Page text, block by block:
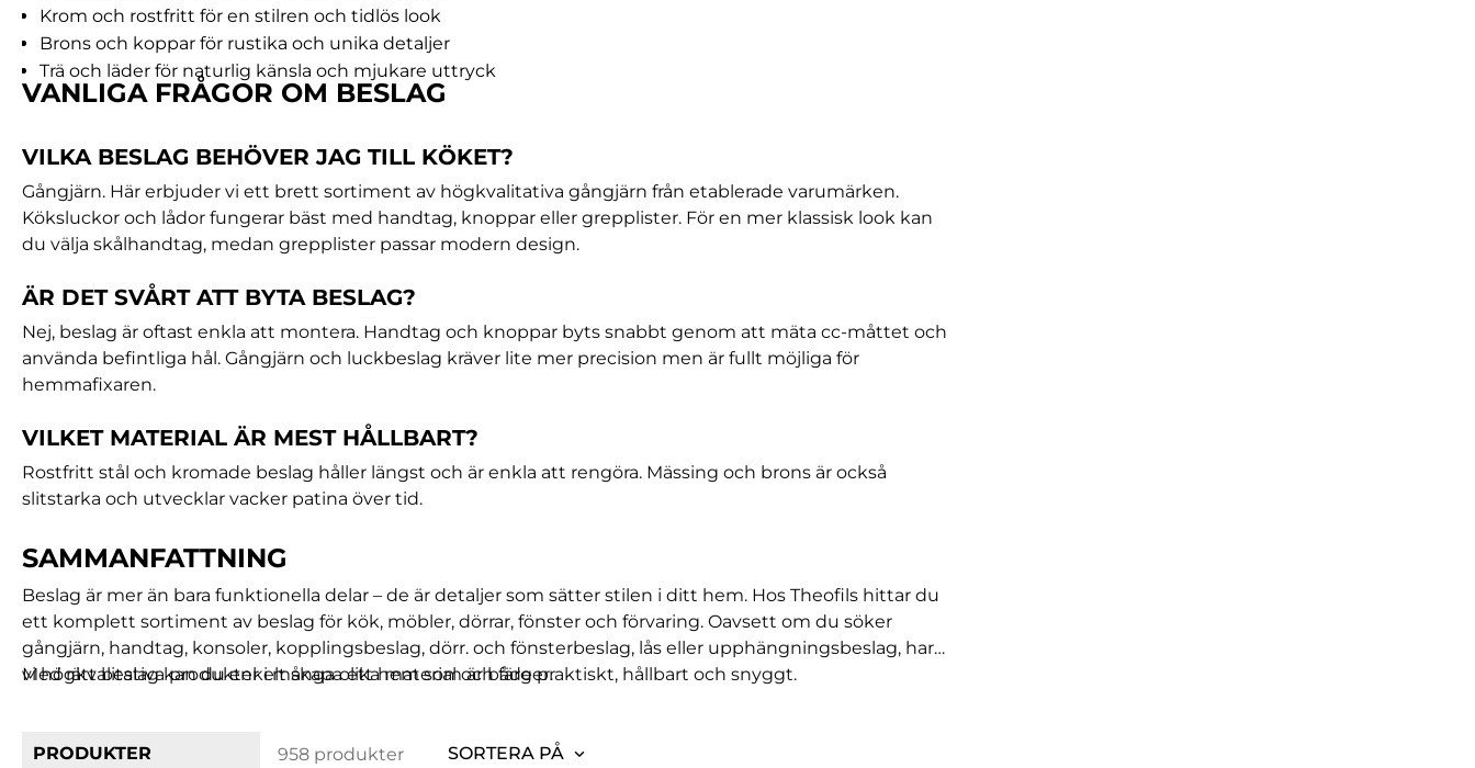
Krom och rostfritt för en stilren och tidlös look
Brons och koppar för rustika och unika detaljer
Trä och läder för naturlig känsla och mjukare uttryck
VANLIGA FRÅGOR OM BESLAG
VILKA BESLAG BEHÖVER JAG TILL KÖKET?
Gångjärn. Här erbjuder vi ett brett sortiment av högkvalitativa gångjärn från etablerade varumärken.
Köksluckor och lådor fungerar bäst med handtag, knoppar eller grepplister. För en mer klassisk look kan
du välja skålhandtag, medan grepplister passar modern design.
ÄR DET SVÅRT ATT BYTA BESLAG?
Nej, beslag är oftast enkla att montera. Handtag och knoppar byts snabbt genom att mäta cc-måttet och
använda befintliga hål. Gångjärn och luckbeslag kräver lite mer precision men är fullt möjliga för
hemmafixaren.
VILKET MATERIAL ÄR MEST HÅLLBART?
Rostfritt stål och kromade beslag håller längst och är enkla att rengöra. Mässing och brons är också
slitstarka och utvecklar vacker patina över tid.
SAMMANFATTNING
Beslag är mer än bara funktionella delar – de är detaljer som sätter stilen i ditt hem. Hos Theofils hittar du
ett komplett sortiment av beslag för kök, möbler, dörrar, fönster och förvaring. Oavsett om du söker
gångjärn, handtag, konsoler, kopplingsbeslag, dörr. och fönsterbeslag, lås eller upphängningsbeslag, har
vi högkvalitativa produkter i många olika material och färger.
Med rätt beslag kan du enkelt skapa ett hem som är både praktiskt, hållbart och snyggt.
PRODUKTER
958 produkter SORTERA PÅ